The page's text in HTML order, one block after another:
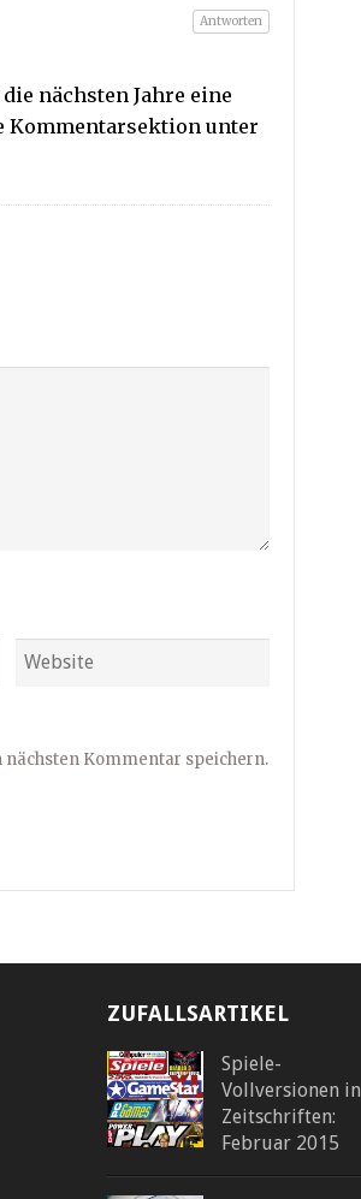
nächsten Jahre eine
Kommentarsektion unter
Antworten
nächsten Kommentar speichern.
ZUFALLSARTIKEL
Spiele-
Vollversionen in
Zeitschriften:
Februar 2015